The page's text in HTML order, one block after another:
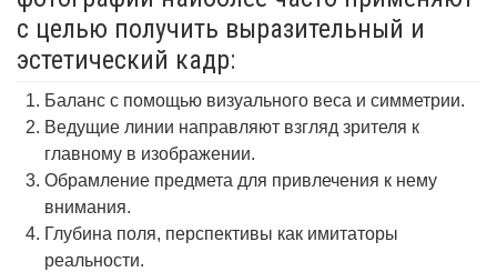
с целью получить выразительный и
эстетический кадр:
Баланс с помощью визуального веса и симметрии.
Ведущие линии направляют взгляд зрителя к
главному в изображении.
Обрамление предмета для привлечения к нему
внимания.
Глубина поля, перспективы как имитаторы
реальности.